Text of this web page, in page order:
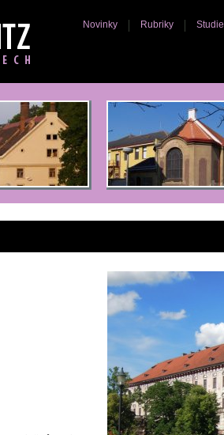
Novinky Rubriky Studie